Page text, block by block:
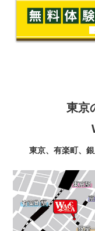
東京
東京、有楽町、